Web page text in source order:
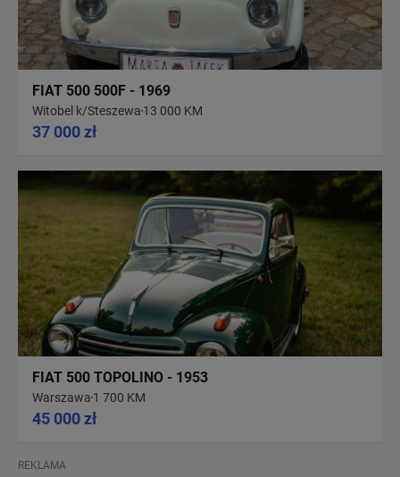
FIAT 500 500F - 1969
Witobel k/Steszewa 13 000 KM
37 000 zł
FIAT 500 TOPOLINO - 1953
Warszawa 1 700 KM
45 000 zł
REKLAMA